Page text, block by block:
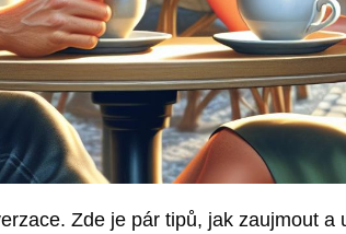
Zde je pár tipů, jak zaujmout a